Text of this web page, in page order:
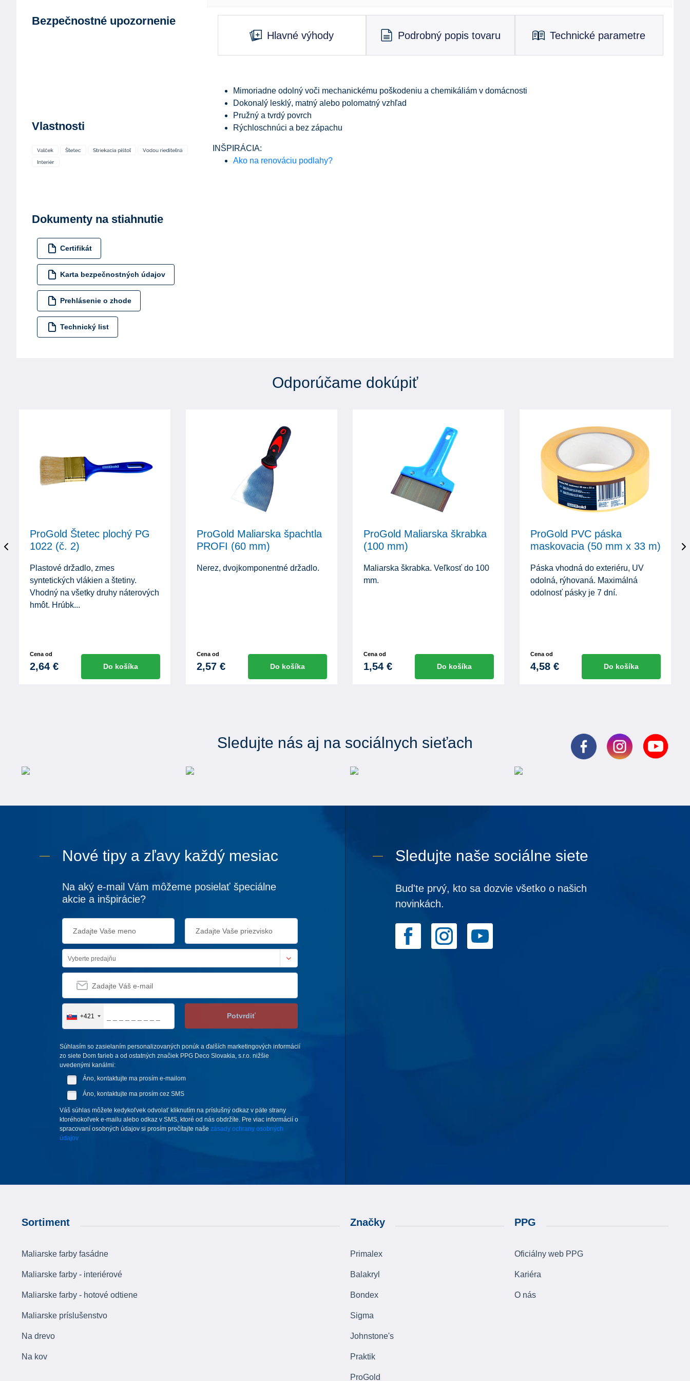
Bezpečnostné upozornenie
Vlastnosti
Dokumenty na stiahnutie
Certifikát
Karta bezpečnostných údajov
Prehlásenie o zhode
Technický list
Hlavné výhody Podrobný popis tovaru Technické parametre
Mimoriadne odolný voči mechanickému poškodeniu a chemikáliám v domácnosti
Dokonalý lesklý, matný alebo polomatný vzhľad
Pružný a tvrdý povrch
Rýchloschnúci a bez zápachu
INŠPIRÁCIA:
Ako na renováciu podlahy?
Odporúčame dokúpiť
ProGold Štetec plochý PG
1022 (č. 2)
Plastové držadlo, zmes
syntetických vlákien a štetiny.
Vhodný na všetky druhy náterových
hmôt. Hrúbk...
Cena od
2,64 € Do košíka
ProGold Maliarska špachtla
PROFI (60 mm)
Nerez, dvojkomponentné držadlo.
Cena od
2,57 € Do košíka
ProGold Maliarska škrabka
(100 mm)
Maliarska škrabka. Veľkosť do 100
mm.
Cena od
1,54 € Do košíka
ProGold PVC páska
maskovacia (50 mm x 33 m)
Páska vhodná do exteriéru, UV
odolná, rýhovaná. Maximálná
odolnosť pásky je 7 dní.
Cena od
4,58 € Do košíka
Sledujte nás aj na sociálnych sieťach
Nové tipy a zľavy každý mesiac
Na aký e-mail Vám môžeme posielať špeciálne
akcie a inšpirácie?
Vyberte predajňu
+421 Potvrdiť
Súhlasím so zasielaním personalizovaných ponúk a ďalších marketingových informácií
zo siete Dom farieb a od ostatných značiek PPG Deco Slovakia, s.r.o. nižšie
uvedenými kanálmi:
Áno, kontaktujte ma prosím e-mailom
Áno, kontaktujte ma prosím cez SMS
Váš súhlas môžete kedykoľvek odvolať kliknutím na príslušný odkaz v päte strany
ktoréhokoľvek e-mailu alebo odkaz v SMS, ktoré od nás obdržíte. Pre viac informácií o
spracovaní osobných údajov si prosím prečítajte naše zásady ochrany osobných
údajov
Sledujte naše sociálne siete
Bud'te prvý, kto sa dozvie všetko o našich
novinkách.
Sortiment
Maliarske farby fasádne
Maliarske farby - interiérové
Maliarske farby - hotové odtiene
Maliarske príslušenstvo
Na drevo
Na kov
Značky
Primalex
Balakryl
Bondex
Sigma
Johnstone's
Praktik
ProGold
PPG
Oficiálny web PPG
Kariéra
O nás